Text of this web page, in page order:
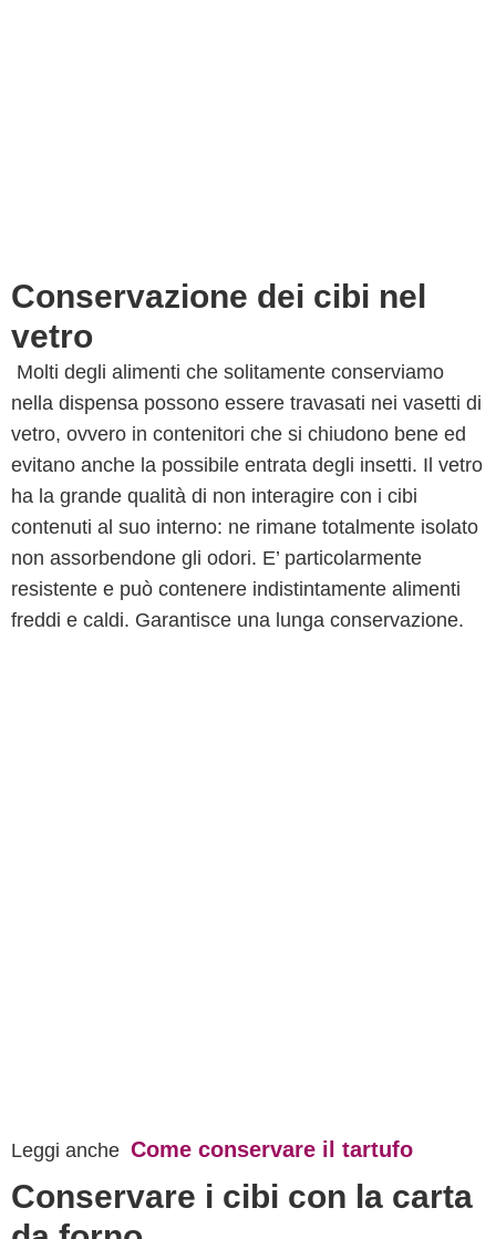
Conservazione dei cibi nel
vetro
Molti degli alimenti che solitamente conserviamo
nella dispensa possono essere travasati nei vasetti di
vetro, ovvero in contenitori che si chiudono bene ed
evitano anche la possibile entrata degli insetti. Il vetro
ha la grande qualità di non interagire con i cibi
contenuti al suo interno: ne rimane totalmente isolato
non assorbendone gli odori. E’ particolarmente
resistente e può contenere indistintamente alimenti
freddi e caldi. Garantisce una lunga conservazione.
Leggi anche Come conservare il tartufo
Conservare i cibi con la carta